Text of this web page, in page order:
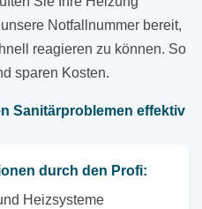
Notfallnummer bereit,
reagieren zu können. So
sparen Kosten.
Sanitärproblemen effektiv
durch den Profi:
Heizsysteme